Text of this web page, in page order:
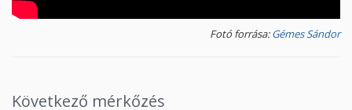
Fotó forrása:Gémes Sándor
Következő mérkőzés